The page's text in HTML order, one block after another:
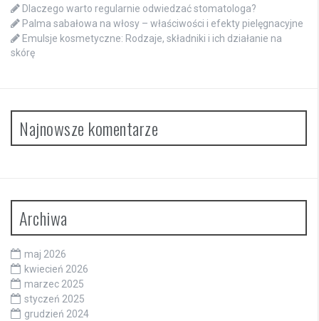
Dlaczego warto regularnie odwiedzać stomatologa?
Palma sabałowa na włosy – właściwości i efekty pielęgnacyjne
Emulsje kosmetyczne: Rodzaje, składniki i ich działanie na
skórę
Najnowsze komentarze
Archiwa
maj 2026
kwiecień 2026
marzec 2025
styczeń 2025
grudzień 2024